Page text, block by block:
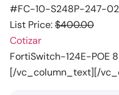
#FC-10-S248P-247-
List Price:$400.00
Cotizar
FortiSwitch-124E-POE
[/vc_column_text][/